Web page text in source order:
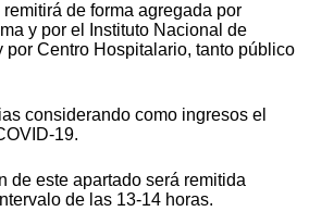
de forma agregada por
y por el Instituto Nacional de
por Centro Hospitalario, tanto público
considerando como ingresos el
19.
de este apartado será remitida
de las 13-14 horas.